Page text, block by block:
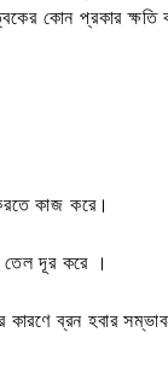
কোন প্রকার ক্ষতি‌
কাজ করে।
দূর করে ।
ব্রন হবার